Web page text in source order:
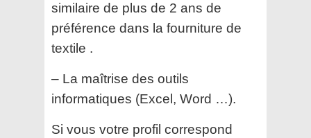
similaire de plus de 2 ans de
préférence dans la fourniture de
textile .
– La maîtrise des outils
informatiques (Excel, Word …).
Si vous votre profil correspond